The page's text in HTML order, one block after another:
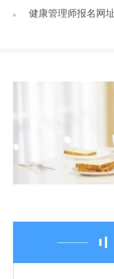
健康管理师报名网址